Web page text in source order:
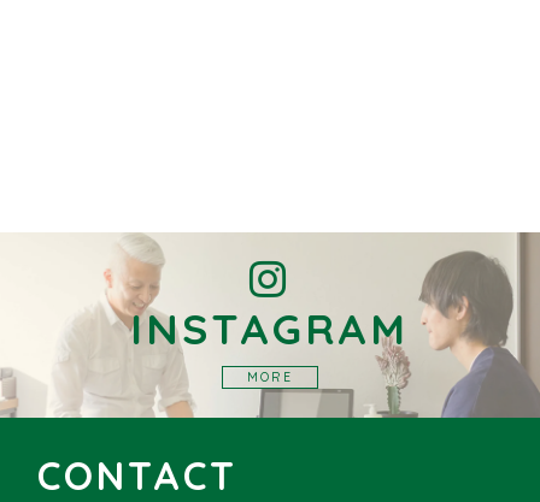
INSTAGRAM
MORE
CONTACT